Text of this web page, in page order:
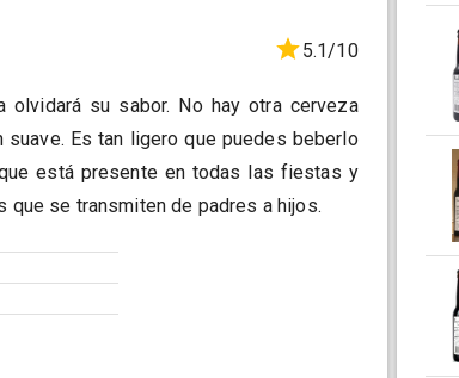
5.1/10
olvidará su sabor. No hay otra cerveza
suave. Es tan ligero que puedes beberlo
está presente en todas las fiestas y
se transmiten de padres a hijos.